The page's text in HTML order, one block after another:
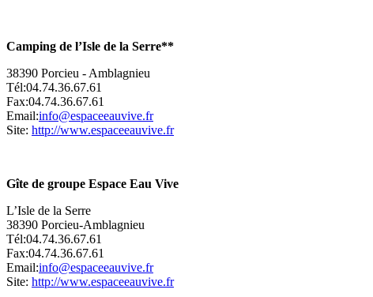
Camping de l’Isle de la Serre**
38390 Porcieu - Amblagnieu
Tél:04.74.36.67.61
Fax:04.74.36.67.61
Email:info@espaceeauvive.fr
Site: http://www.espaceeauvive.fr
Gîte de groupe Espace Eau Vive
L’Isle de la Serre
38390 Porcieu-Amblagnieu
Tél:04.74.36.67.61
Fax:04.74.36.67.61
Email:info@espaceeauvive.fr
Site: http://www.espaceeauvive.fr